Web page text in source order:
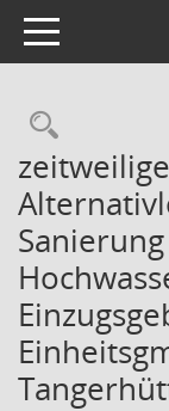
Toggle navigation